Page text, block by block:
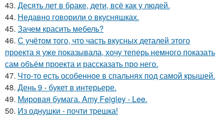
43. Десять лет в браке, дети, всё как у людей.
44. Недавно говорили о вкусняшках.
45. Зачем красить мебель?
46. С учётом того, что часть вкусных деталей этого
проекта я уже показывала, хочу теперь немного показать
сам объём проекта и рассказать про него.
47. Что-то есть особенное в спальнях под самой крышей.
48. День 9 - букет в интерьере.
49. Мировая бумага. Amy Feigley - Lee.
50. Из однушки - почти трешка!